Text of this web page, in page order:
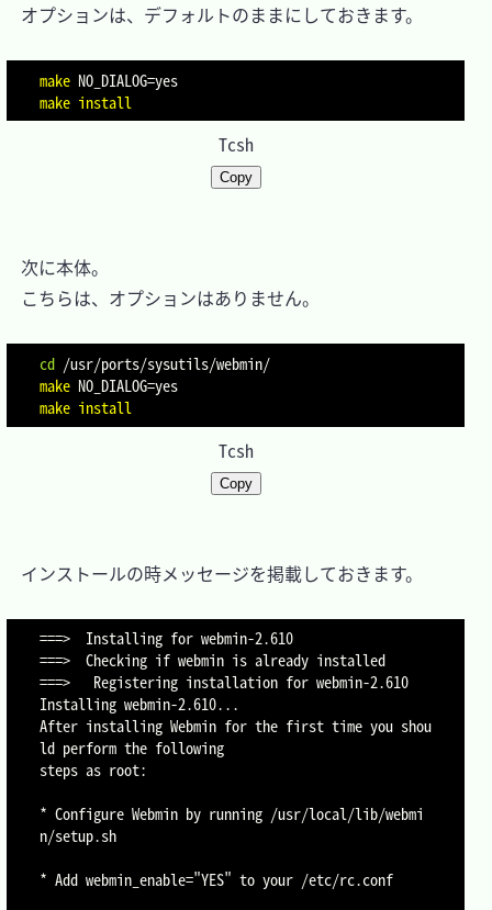
オプションは、デフォルトのままにしておきます。
make NO_DIALOG=
make install
Tcsh
Copy
次に本体。
こちらは、オプションはありません。
cd
make NO_DIALOG=
make install
Tcsh
Copy
インストールの時メッセージを掲載しておきます。
===>  Installing for webmin-2.610
===>  Checking if webmin is already installed
===>   Registering installation for webmin-2.610
Installing webmin-2.610...
After installing Webmin for the first time you shou
ld perform the following
steps as root:
* Configure Webmin by running /usr/local/lib/webmi
n/setup.sh
* Add webmin_enable="YES" to your /etc/rc.conf